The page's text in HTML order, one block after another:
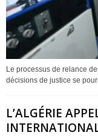
Le processus de relance
décisions de justice se
L’ALGÉRIE